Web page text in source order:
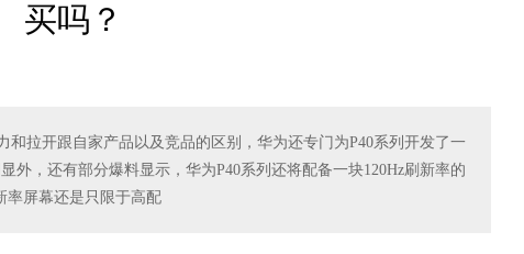
买吗？
和拉开跟自家产品以及竞品的区别，华为还专门为P40系列开发了一
外，还有部分爆料显示，华为P40系列还将配备一块120Hz刷新率的
率屏幕还是只限于高配